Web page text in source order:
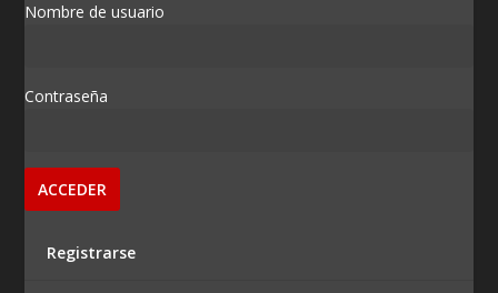
Nombre de usuario
Contraseña
Registrarse